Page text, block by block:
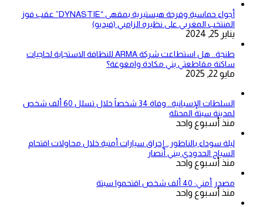
أجواء حماسية وفرحة هيستيرية بمقهى “DYNASTIE” عقب فوز
المنتخب المغربي على نظيره الزامبي (فيديو)
يناير 25, 2024
طنجة.. هل استطاعت شركة ARMA للنظافة الاستجابة لحاجيات
ساكنة مقاطعتي بني مكادة وامغوغة؟
مايو 22, 2025
السلطات الإسبانية.. وفاة 34 شخصاً خلال تسلل 60 ألف شخص
لمدينة سبتة المحتلة
منذ أسبوع واحد
ليلة سوداء بالناظور.. إحراق سيارات أمنية خلال محاولات اقتحام
السياج الحدودي ببني أنصار
منذ أسبوع واحد
مصدر أمني: 40 ألف شخص اقتحموا سبتة
منذ أسبوع واحد